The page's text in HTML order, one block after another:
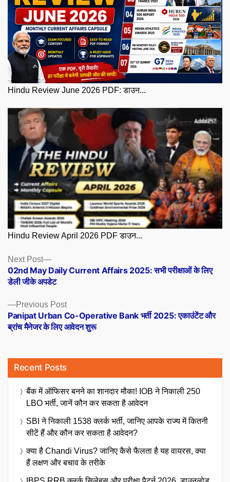
Hindu Review June 2026 PDF: डाउन...
Hindu Review April 2026 PDF डाउन...
Posts
navigation
Previous PostPrevious
post:
Panipat Urban Co-Operative Bank भर्ती 2025: एकाउंटेंट और
ब्रांच मैनेजर के लिए आवेदन शुरू
Next Post
Next
post:
02nd May Daily Current Affairs 2025: सभी परीक्षाओं के लिए
डेली जीके अपडेट
Recent Posts
बैंक में ऑफिसर बनने का शानदार मौका! IOB ने निकाली 250
LBO भर्ती, जानें कौन कर सकता है आवेदन
SBI ने निकाली 1538 क्लर्क भर्ती, जानिए आपके राज्य में कितनी
सीटें हैं और कौन कर सकता है आवेदन?
क्या है Chandi Virus? जानिए कैसे फैलता है यह वायरस, क्या
हैं लक्षण और बचाव के तरीके